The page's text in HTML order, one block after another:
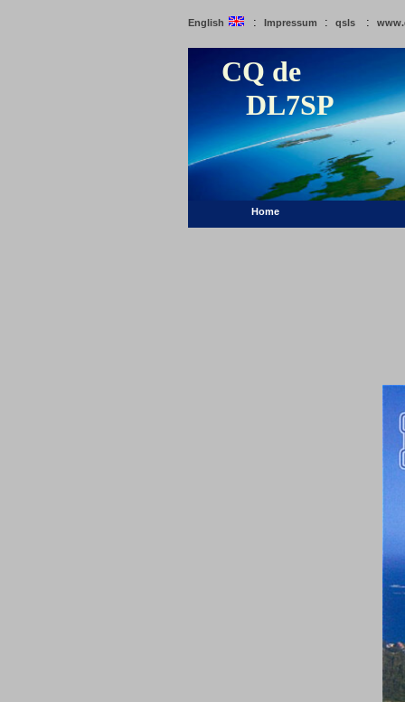
English : Impressum : qsls :
CQ de
DL7SP
Home